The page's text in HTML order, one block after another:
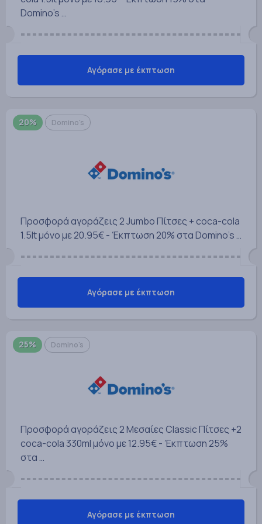
Domino's …
Αγόρασε με έκπτωση
20% Domino's
Προσφορά αγοράζεις 2 Jumbo Πίτσες + coca-cola
1.5lt μόνο με 20.95€ - Έκπτωση 20% στα Domino's …
Αγόρασε με έκπτωση
25% Domino's
Προσφορά αγοράζεις 2 Μεσαίες Classic Πίτσες +2
coca-cola 330ml μόνο με 12.95€ - Έκπτωση 25%
στα …
Αγόρασε με έκπτωση